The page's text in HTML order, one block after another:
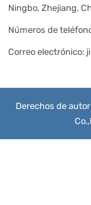
Ningbo, Zhejiang,
Números de
Correo electrónico:
Derechos de